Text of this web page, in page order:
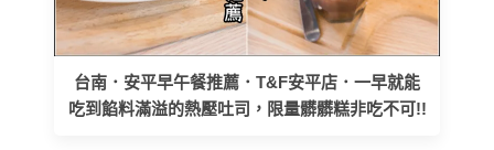
台南．安平早午餐推薦．T&F安平店．一早就能
吃到餡料滿溢的熱壓吐司，限量髒髒糕非吃不可!!